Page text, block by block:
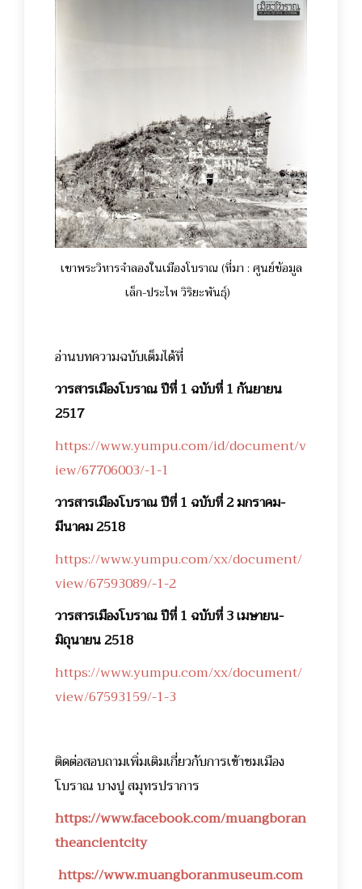
เขาพระวิหารจำลองในเมืองโบราณ (ที่มา : ศูนย์ข้อมูล
เล็ก-ประไพ วิริยะพันธุ์)
อ่านบทความฉบับเต็มได้ที่
วารสารเมืองโบราณ ปีที่ 1 ฉบับที่ 1 กันยายน
2517
https://www.yumpu.com/id/document/v
iew/67706003/-1-1
วารสารเมืองโบราณ ปีที่ 1 ฉบับที่ 2 มกราคม-
มีนาคม 2518
https://www.yumpu.com/xx/document/
view/67593089/-1-2
วารสารเมืองโบราณ ปีที่ 1 ฉบับที่ 3 เมษายน-
มิถุนายน 2518
https://www.yumpu.com/xx/document/
view/67593159/-1-3
ติดต่อสอบถามเพิ่มเติมเกี่ยวกับการเข้าชมเมือง
โบราณ บางปู สมุทรปราการ
https://www.facebook.com/muangboran
theancientcity
https://www.muangboranmuseum.com